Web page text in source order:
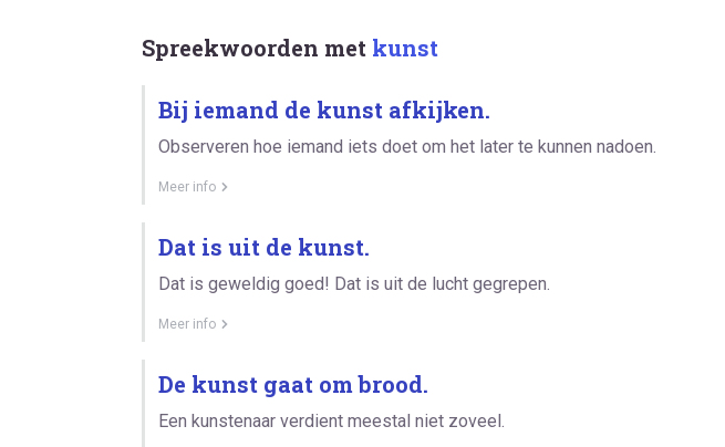
Spreekwoorden met kunst
Bij iemand de kunst afkijken.
Observeren hoe iemand iets doet om het later te kunnen nadoen.
Meer info
Dat is uit de kunst.
Dat is geweldig goed! Dat is uit de lucht gegrepen.
Meer info
De kunst gaat om brood.
Een kunstenaar verdient meestal niet zoveel.